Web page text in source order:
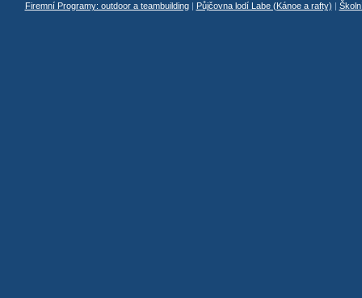
Firemní Programy: outdoor a teambuilding| Půjčovna lodí Labe (Kánoe a rafty)